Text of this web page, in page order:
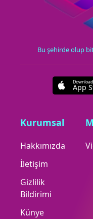
Bu şehirde olup
App
Kurumsal
Hakkımızda
İletişim
Gizlilik
Bildirimi
Künye